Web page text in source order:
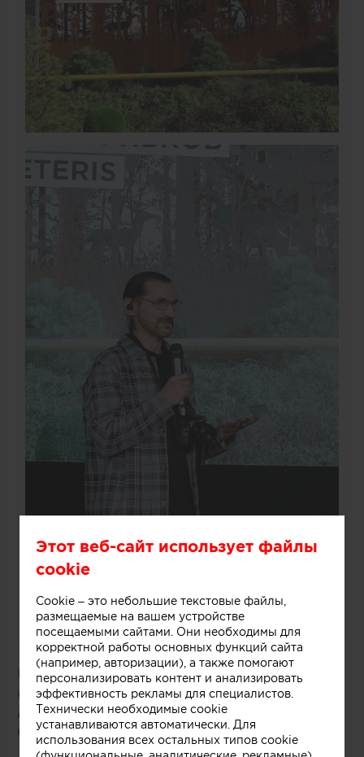
Победитель: проект «Бухта маленького
капитана»
Анастасия Топоева, Александр
Салько(«AT_архитектура дизайн»)
Этот веб-сайт использует файлы
cookie
Cookie – это небольшие текстовые файлы,
размещаемые на вашем устройстве
посещаемыми сайтами. Они необходимы для
корректной работы основных функций сайта
(например, авторизации), а также помогают
персонализировать контент и анализировать
эффективность рекламы для специалистов.
Технически необходимые cookie
устанавливаются автоматически. Для
использования всех остальных типов cookie